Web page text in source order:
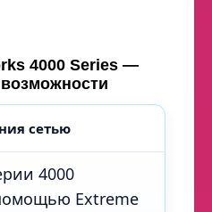
4000 Series —
сетью
4000
Extreme